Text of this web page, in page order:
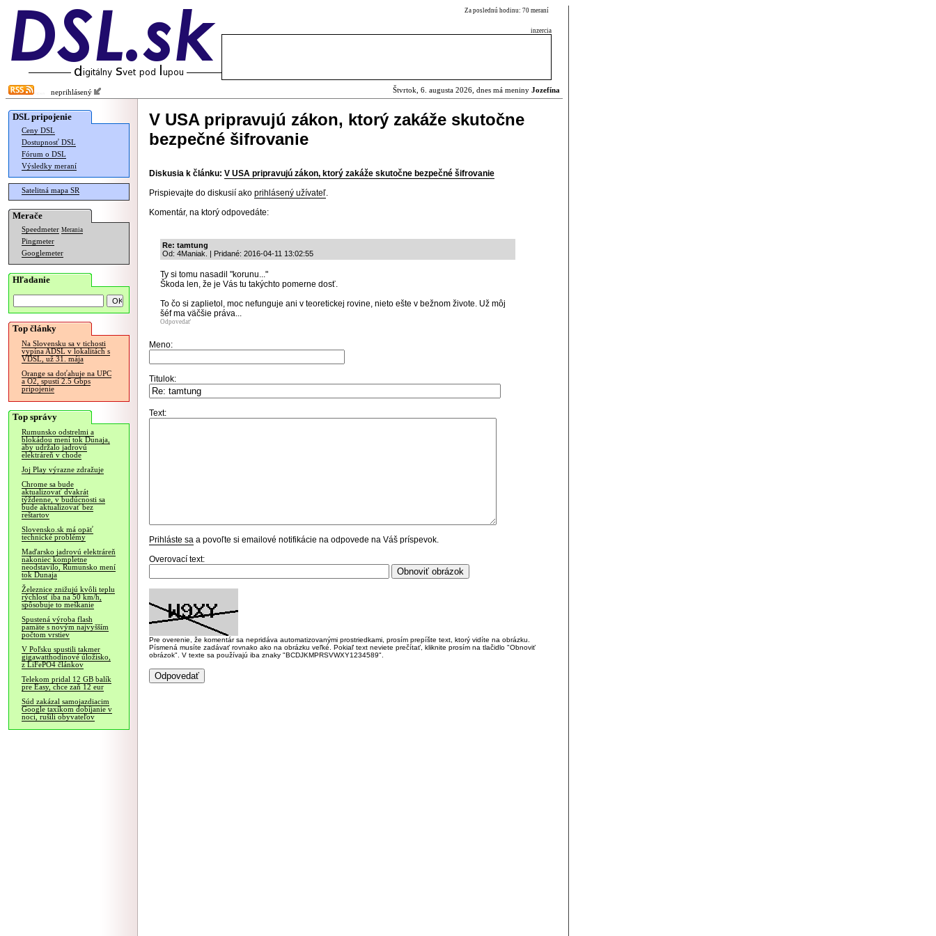
Za poslednú hodinu: 70 meraní
inzercia
neprihlásený Štvrtok, 6. augusta 2026, dnes má meniny Jozefína
DSL pripojenie
Ceny DSL
Dostupnosť DSL
Fórum o DSL
Výsledky meraní
Satelitná mapa SR
Merače
Speedmeter Merania
Pingmeter
Googlemeter
Hľadanie
Top články
Na Slovensku sa v tichosti
vypína ADSL v lokalitách s
VDSL, už 31. mája
Orange sa doťahuje na UPC
a O2, spustí 2.5 Gbps
pripojenie
Top správy
Rumunsko odstrelmi a
blokádou mení tok Dunaja,
aby udržalo jadrovú
elektráreň v chode
Joj Play výrazne zdražuje
Chrome sa bude
aktualizovať dvakrát
týždenne, v budúcnosti sa
bude aktualizovať bez
reštartov
Slovensko.sk má opäť
technické problémy
Maďarsko jadrovú elektráreň
nakoniec kompletne
neodstavilo, Rumunsko mení
tok Dunaja
Železnice znižujú kvôli teplu
rýchlosť iba na 50 km/h,
spôsobuje to meškanie
Spustená výroba flash
pamäte s novým najvyšším
počtom vrstiev
V Poľsku spustili takmer
gigawatthodinové úložisko,
z LiFePO4 článkov
Telekom pridal 12 GB balík
pre Easy, chce zaň 12 eur
Súd zakázal samojazdiacim
Google taxíkom dobíjanie v
noci, rušili obyvateľov
V USA pripravujú zákon, ktorý zakáže skutočne
bezpečné šifrovanie
Diskusia k článku: V USA pripravujú zákon, ktorý zakáže skutočne bezpečné šifrovanie
Prispievajte do diskusií ako prihlásený užívateľ.
Komentár, na ktorý odpovedáte:
Re: tamtung
Od: 4Maniak. | Pridané: 2016-04-11 13:02:55
Ty si tomu nasadil "korunu..."
Škoda len, že je Vás tu takýchto pomerne dosť.
To čo si zaplietol, moc nefunguje ani v teoretickej rovine, nieto ešte v bežnom živote. Už môj
šéf ma väčšie práva...
Odpovedať
Meno:
Titulok:
Text:
Prihláste sa a povoľte si emailové notifikácie na odpovede na Váš príspevok.
Overovací text:
Pre overenie, že komentár sa nepridáva automatizovanými prostriedkami, prosím prepíšte text, ktorý vidíte na obrázku.
Písmená musíte zadávať rovnako ako na obrázku veľké. Pokiaľ text neviete prečítať, kliknite prosím na tlačidlo "Obnoviť
obrázok". V texte sa používajú iba znaky "BCDJKMPRSVWXY1234589".